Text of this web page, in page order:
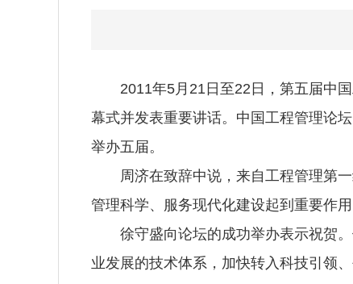
2011年5月21日至22日，第五届中国
幕式并发表重要讲话。中国工程管理论
举办五届。
周济在致辞中说，来自工程管理第一
管理科学、服务现代化建设起到重要作用
徐守盛向论坛的成功举办表示祝贺。
业发展的技术体系，加快转入科技引领